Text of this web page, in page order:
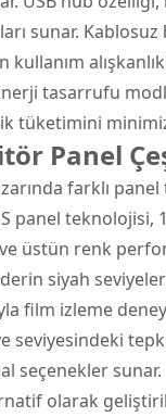
sunar. Kablosuz
tasarrufu
tüketimini
Panel
farklı
panel teknolojisi,
ve üstün renk
derin siyah
film izleme
seviyesindeki
seçenekler sunar.
olarak